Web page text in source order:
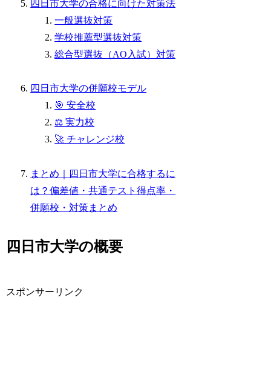
四日市大学の合格に向けた対策法
一般選抜対策
学校推薦型選抜対策
総合型選抜（AO入試）対策
四日市大学の併願校モデル
🎯 安全校
⚖️ 実力校
🚀 チャレンジ校
まとめ｜四日市大学に合格するに
は？偏差値・共通テスト得点率・
併願校・対策まとめ
四日市大学の概要
スポンサーリンク